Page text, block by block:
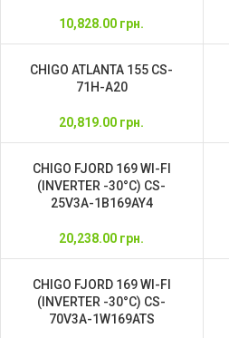
10,828.00 грн.
CHIGO ATLANTA 155 CS-
71H-A20
20,819.00 грн.
CHIGO FJORD 169 WI-FI
(INVERTER -30°C) CS-
25V3A-1B169AY4
20,238.00 грн.
CHIGO FJORD 169 WI-FI
(INVERTER -30°C) CS-
70V3A-1W169ATS